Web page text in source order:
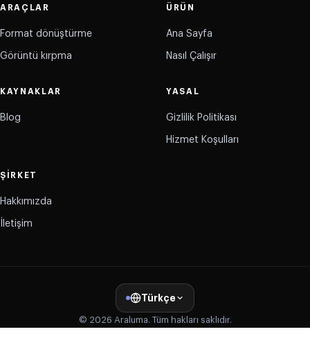
ARAÇLAR
Format dönüştürme
Görüntü kırpma
ÜRÜN
Ana Sayfa
Nasıl Çalışır
KAYNAKLAR
Blog
YASAL
Gizlilik Politikası
Hizmet Koşulları
ŞIRKET
Hakkımızda
İletişim
Türkçe
© 2026 Araluma. Tüm hakları saklıdır.